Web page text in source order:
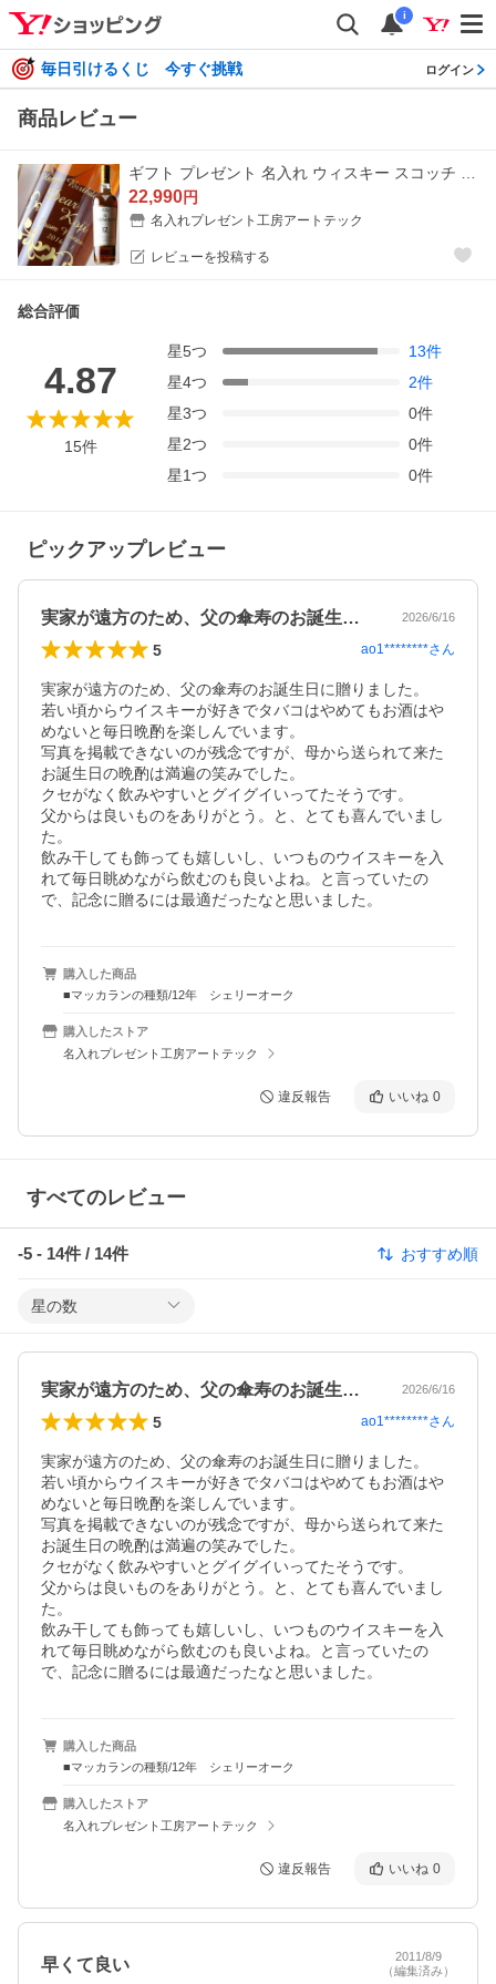
i
毎日引けるくじ 今すぐ挑戦 ログイン
商品レビュー
22,990円
名入れプレゼント工房アートテック
レビューを投稿する
総合評価
4.87
15件
星5つ 13件
星4つ 2件
星3つ 0件
星2つ 0件
星1つ 0件
ピックアップレビュー
実家が遠方のため、父の傘寿のお誕生日に… 2026/6/16
5 ao1********さん
実家が遠方のため、父の傘寿のお誕生日に贈りました。
若い頃からウイスキーが好きでタバコはやめてもお酒はや
めないと毎日晩酌を楽しんでいます。
写真を掲載できないのが残念ですが、母から送られて来た
お誕生日の晩酌は満遍の笑みでした。
クセがなく飲みやすいとグイグイいってたそうです。
父からは良いものをありがとう。と、とても喜んでいまし
た。
飲み干しても飾っても嬉しいし、いつものウイスキーを入
れて毎日眺めながら飲むのも良いよね。と言っていたの
で、記念に贈るには最適だったなと思いました。
購入した商品
■マッカランの種類/12年 シェリーオーク
購入したストア
名入れプレゼント工房アートテック
違反報告 いいね 0
すべてのレビュー
-5 - 14件 / 14件 おすすめ順
星の数
実家が遠方のため、父の傘寿のお誕生日に… 2026/6/16
5 ao1********さん
実家が遠方のため、父の傘寿のお誕生日に贈りました。
若い頃からウイスキーが好きでタバコはやめてもお酒はや
めないと毎日晩酌を楽しんでいます。
写真を掲載できないのが残念ですが、母から送られて来た
お誕生日の晩酌は満遍の笑みでした。
クセがなく飲みやすいとグイグイいってたそうです。
父からは良いものをありがとう。と、とても喜んでいまし
た。
飲み干しても飾っても嬉しいし、いつものウイスキーを入
れて毎日眺めながら飲むのも良いよね。と言っていたの
で、記念に贈るには最適だったなと思いました。
購入した商品
■マッカランの種類/12年 シェリーオーク
購入したストア
名入れプレゼント工房アートテック
違反報告 いいね 0
早くて良い
2011/8/9
（編集済み）